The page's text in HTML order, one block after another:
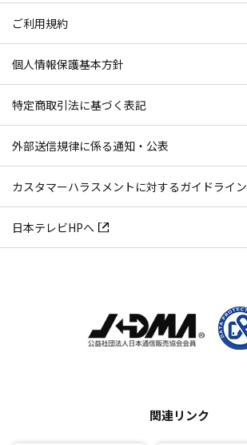
ご利用規約
個人情報保護基本方針
特定商取引法に基づく表記
外部送信規律に係る通知・公表
カスタマーハラスメントに対するガイドライン
日本テレビHPへ
関連リンク